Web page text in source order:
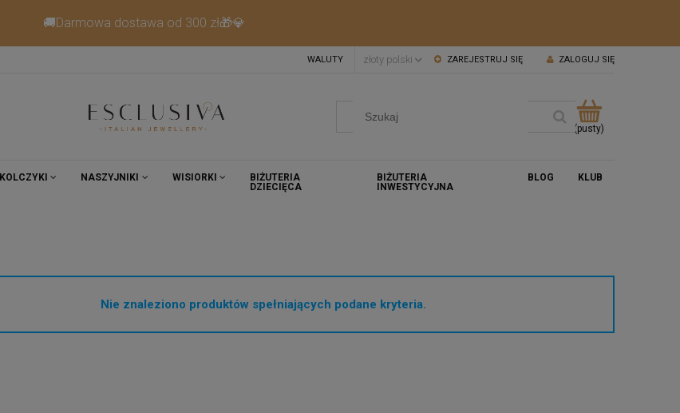
🚚Darmowa dostawa od 300 zł🎁💎
ZAREJESTRUJ SIĘ ZALOGUJ SIĘ
WALUTY
(pusty)
KOLCZYKI NASZYJNIKI WISIORKI
BIŻUTERIA
DZIECIĘCA
BIŻUTERIA
INWESTYCYJNA
BLOG KLUB
Nie znaleziono produktów spełniających podane kryteria.